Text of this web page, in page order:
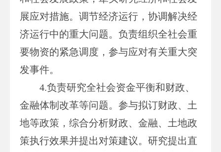
展应对措施。调节经济运行，协调解决经
济运行中的重大问题。负责组织全社会重
要物资的紧急调度，参与应对有关重大突
发事件。
4.负责研究全社会资金平衡和财政、
金融体制改革等问题。参与拟订财政、土
地等政策，综合分析财政、金融、土地政
策执行效果并提出对策建议。研究提出直